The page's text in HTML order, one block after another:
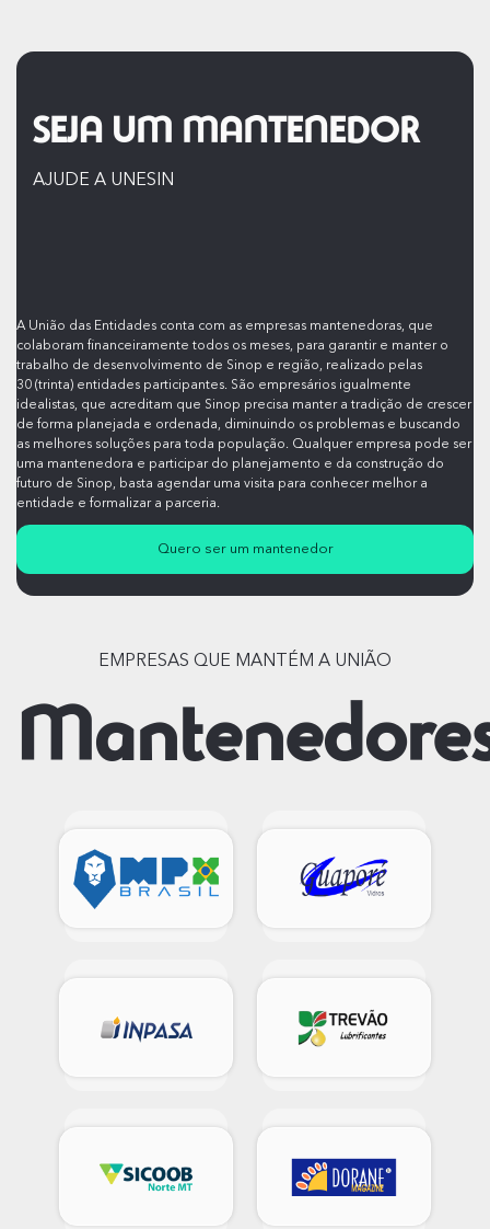
SEJA UM MANTENEDOR
AJUDE A UNESIN
A União das Entidades conta com as empresas mantenedoras, que
colaboram financeiramente todos os meses, para garantir e manter o
trabalho de desenvolvimento de Sinop e região, realizado pelas
30 (trinta) entidades participantes. São empresários igualmente
idealistas, que acreditam que Sinop precisa manter a tradição de crescer
de forma planejada e ordenada, diminuindo os problemas e buscando
as melhores soluções para toda população. Qualquer empresa pode ser
uma mantenedora e participar do planejamento e da construção do
futuro de Sinop, basta agendar uma visita para conhecer melhor a
entidade e formalizar a parceria.
Quero ser um mantenedor
EMPRESAS QUE MANTÉM A UNIÃO